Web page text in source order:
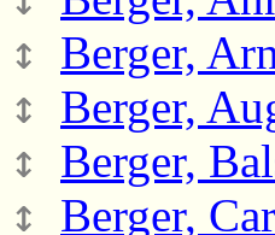
↕ Berger,
↕ Berger,
↕ Berger,
↕ Berger,